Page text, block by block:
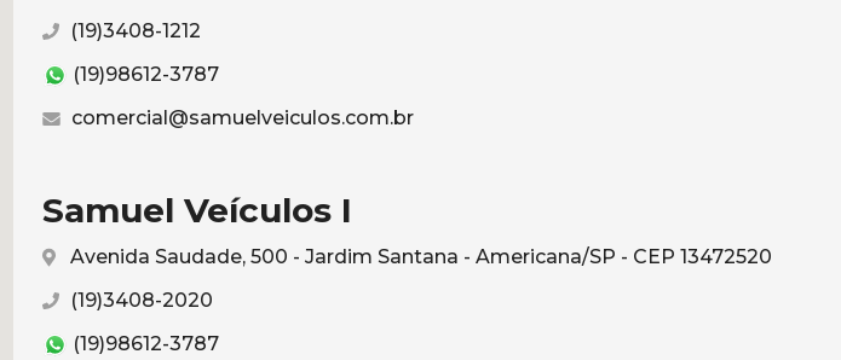
(19)3408-1212
(19)98612-3787
comercial@samuelveiculos.com.br
Samuel Veículos I
Avenida Saudade, 500 - Jardim Santana - Americana/SP - CEP 13472520
(19)3408-2020
(19)98612-3787